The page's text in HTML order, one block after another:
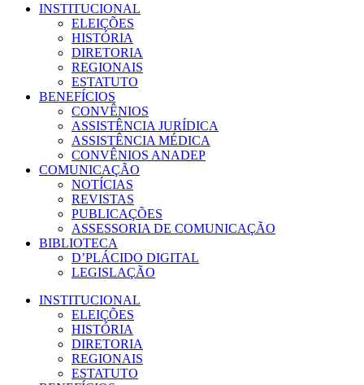
INSTITUCIONAL
ELEIÇÕES
HISTÓRIA
DIRETORIA
REGIONAIS
ESTATUTO
BENEFÍCIOS
CONVÊNIOS
ASSISTÊNCIA JURÍDICA
ASSISTÊNCIA MÉDICA
CONVÊNIOS ANADEP
COMUNICAÇÃO
NOTÍCIAS
REVISTAS
PUBLICAÇÕES
ASSESSORIA DE COMUNICAÇÃO
BIBLIOTECA
D’PLÁCIDO DIGITAL
LEGISLAÇÃO
INSTITUCIONAL
ELEIÇÕES
HISTÓRIA
DIRETORIA
REGIONAIS
ESTATUTO